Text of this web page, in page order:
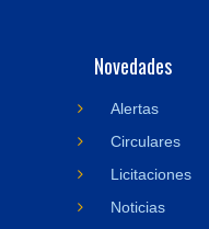
Novedades
Alertas
Circulares
Licitaciones
Noticias